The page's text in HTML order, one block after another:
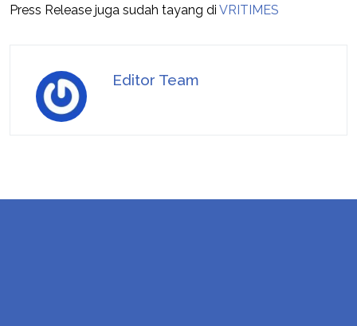
Press Release juga sudah tayang di VRITIMES
Editor Team